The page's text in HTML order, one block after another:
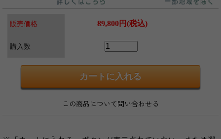
販売価格 89,800円(税込)
購入数
この商品について問い合わせる